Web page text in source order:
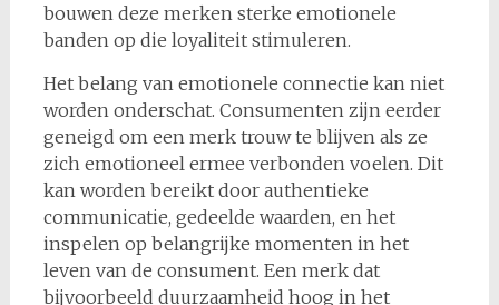
bouwen deze merken sterke emotionele
banden op die loyaliteit stimuleren.
Het belang van emotionele connectie kan niet
worden onderschat. Consumenten zijn eerder
geneigd om een merk trouw te blijven als ze
zich emotioneel ermee verbonden voelen. Dit
kan worden bereikt door authentieke
communicatie, gedeelde waarden, en het
inspelen op belangrijke momenten in het
leven van de consument. Een merk dat
bijvoorbeeld duurzaamheid hoog in het